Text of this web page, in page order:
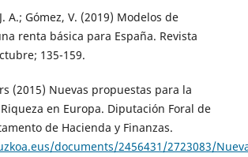
A.; Gómez, V. (2019) Modelos de
renta básica para España. Revista
135-159.
(2015) Nuevas propuestas para la
en Europa. Diputación Foral de
de Hacienda y Finanzas.
documents/2456431/2723083/